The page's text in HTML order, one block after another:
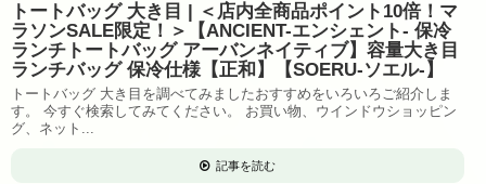
トートバッグ 大き目 | ＜店内全商品ポイント10倍！マ
ラソンSALE限定！＞【ANCIENT-エンシェント- 保冷
ランチトートバッグ アーバンネイティブ】容量大き目
ランチバッグ 保冷仕様【正和】【SOERU-ソエル-】
トートバッグ 大き目を調べてみましたおすすめをいろいろご紹介しま
す。 今すぐ検索してみてください。 お買い物、ウインドウショッピン
グ、ネット...
記事を読む